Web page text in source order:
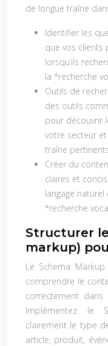
de longue traîne
Identifier les
que vos
lorsqu’ils
la *recherche
Outils de
des outils
pour découvrir
votre secteur
traîne
Créer du
claires et
langage
*recherche
Structurer
markup)
Le Schema
comprendre le
correctement dans
Implémentez le
clairement le type
article, produit,